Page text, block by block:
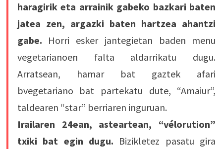
haragirik eta arrainik gabeko bazkari baten
jatea zen, argazki baten hartzea ahantzi
gabe. Horri esker jantegietan baden menu
vegetarianoen falta aldarrikatu dugu.
Arratsean, hamar bat gaztek afari
bvegetariano bat partekatu dute, “Amaiur”,
taldearen “star” berriaren inguruan.
Irailaren 24ean, asteartean, “vélorution”
txiki bat egin dugu. Bizikletez pasatu gira